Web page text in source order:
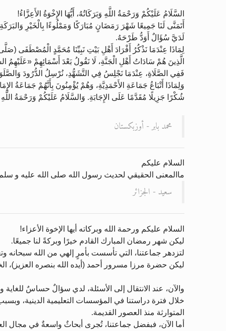
السَّلَامُ عَلَيْكُمْ وَرَحْمَةُ اللَّهِ وَبَرَكَاتُهُ، أَيُّهَا الإِخْوَةُ الأَعِزَّاءُ!
أَتَمَنَّى لَنَا جَمِيعًا شَهْرَ رَمَضَانٍ مُبَارَكًا وَمَمْلُوءًا بِالْخَيْرِ
لَدَيَّ سُؤَالٌ أَوَدُّ طَرْحَهُ.
لِمَاذَا عِنْدَمَا نَذْكُرُ أَفْرَادَ أَهْلِ بَيْتِ نَبِيِّنَا مُحَمَّدٍ الْمُصْطَفَى
الَّذِينَ هُمْ سَادَاتُ أَهْلِ الْجَنَّةِ، لَا نَقُولُ بَعْدَ أَسْمَائِهِمْ «عَلَيْهِمُ
فَفِي الصَّلَاةِ، عِنْدَمَا نَجْلِسُ فِي التَّشَهُّدِ، نُرْسِلُ الدُّرُودَ
وَلِمَاذَا أَتْبَاعُ جَمَاعَةِ الأَحْمَدِيَّةِ، وَهُمْ يُؤْمِنُونَ بِأَنَّهُمْ جَمَاعَةُ
شُكْرًا جَزِيلًا مُقَدَّمًا عَلَى الإِجَابَةِ. وَالسَّلَامُ عَلَيْكُمْ وَرَحْمَةُ اللَّهِ
محمد بابر - أوزبكستان
السلام عليكم
ماالمعنى الحقيقي لحديث رسول الله صلى الله عليه و
سعيد - الجزائر
السلام عليكم ورحمة الله وبركاته أيها الإخوة الأعزاء!
ليكن شهر رمضان المبارك القادم خيرًا وبركةً لنا جميعًا.
لتزدهر جماعتنا، التي تأسست بأمرٍ إلهي من الله سبحانه
ليكن حضرة مرزا مسرور أحمد (أيده الله بنصره العزيز)،
والآن، عند الانتقال إلى الأسئلة، لدي سؤالٌ حساسٌ
خلال فترة دراستنا في المؤسسات التعليمية الدينية،
المتوارثة منذ العصور القديمة.
أما الآن، فبفضل جماعتنا، تُجرى أبحاثٌ واسعةٌ في مجال